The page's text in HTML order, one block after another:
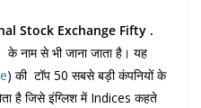
Stock Exchange Fifty .
नाम से भी जाना जाता है। यह
) की टॉप 50 सबसे बड़ी कंपनियों के
है जिसे इंग्लिश में Indices कहते